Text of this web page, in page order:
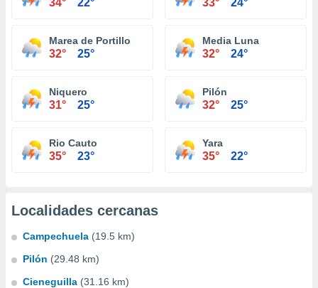
34° 22° 33° 24°
Marea de Portillo
32° 25°
Media Luna
32° 24°
Niquero
31° 25°
Pilón
32° 25°
Rio Cauto
35° 23°
Yara
35° 22°
Localidades cercanas
Campechuela (19.5 km)
Pilón (29.48 km)
Cieneguilla (31.16 km)